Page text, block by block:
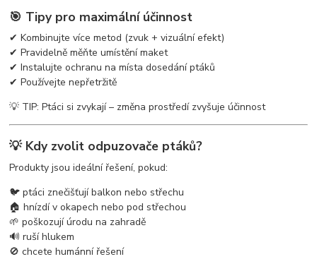
🎯 Tipy pro maximální účinnost
✔ Kombinujte více metod (zvuk + vizuální efekt)
✔ Pravidelně měňte umístění maket
✔ Instalujte ochranu na místa dosedání ptáků
✔ Používejte nepřetržitě
💡 TIP: Ptáci si zvykají – změna prostředí zvyšuje účinnost
💡 Kdy zvolit odpuzovače ptáků?
Produkty jsou ideální řešení, pokud:
🐦 ptáci znečišťují balkon nebo střechu
🏠 hnízdí v okapech nebo pod střechou
🌱 poškozují úrodu na zahradě
🔊 ruší hlukem
🚫 chcete humánní řešení